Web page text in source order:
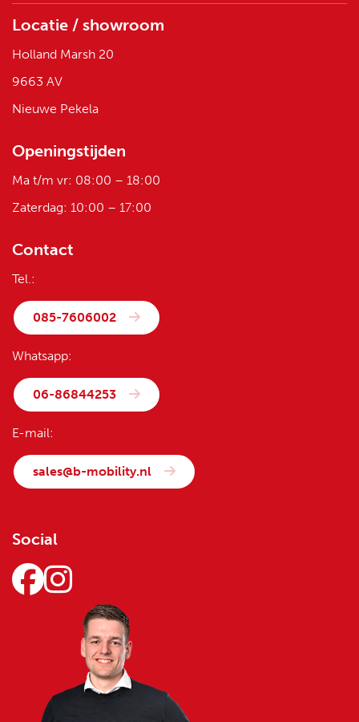
Locatie / showroom
Holland Marsh 20
9663 AV
Nieuwe Pekela
Openingstijden
Ma t/m vr: 08:00 – 18:00
Zaterdag: 10:00 – 17:00
Contact
Tel.:
085-7606002
Whatsapp:
06-86844253
E-mail:
sales@b-mobility.nl
Social